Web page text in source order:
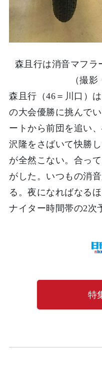
森且行は消音マフラ
（撮影
森且行（46＝川口）
の大会優勝に挑んで
ートから前団を追い
沢隆をさばいて快勝
が全然こない。合っ
がした。いつもの消
る。夜になればなる
ナイター時間帯の2次
特